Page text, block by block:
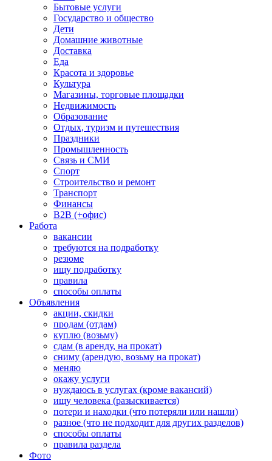
Бытовые услуги
Государство и общество
Дети
Домашние животные
Доставка
Еда
Красота и здоровье
Культура
Магазины, торговые площадки
Недвижимость
Образование
Отдых, туризм и путешествия
Праздники
Промышленность
Связь и СМИ
Спорт
Строительство и ремонт
Транспорт
Финансы
B2B (+офис)
Работа
вакансии
требуются на подработку
резюме
ищу подработку
правила
способы оплаты
Объявления
акции, скидки
продам (отдам)
куплю (возьму)
сдам (в аренду, на прокат)
сниму (арендую, возьму на прокат)
меняю
окажу услуги
нуждаюсь в услугах (кроме вакансий)
ищу человека (разыскивается)
потери и находки (что потеряли или нашли)
разное (что не подходит для других разделов)
способы оплаты
правила раздела
Фото